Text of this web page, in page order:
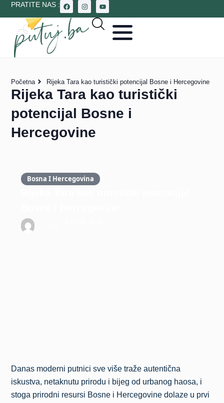
PRATITE NAS :
Početna Rijeka Tara kao turistički potencijal Bosne i Hercegovine
Rijeka Tara kao turistički
potencijal Bosne i
Hercegovine
Bosna I Hercegovina
Danas moderni putnici sve više traže autentična
iskustva, netaknutu prirodu i bijeg od urbanog haosa, i
stoga prirodni resursi Bosne i Hercegovine dolaze u prvi